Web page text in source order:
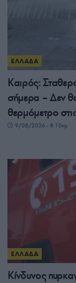
ΕΛΛΑΔΑ
Καιρός:
σήμερα – Δεν
θερμόμετρο
9/08/2026 - 8:10πμ
ΕΛΛΑΔΑ
Κίνδυνος